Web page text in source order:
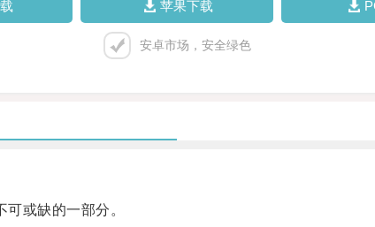
苹果下载
安卓市场，安全绿色
或缺的一部分。